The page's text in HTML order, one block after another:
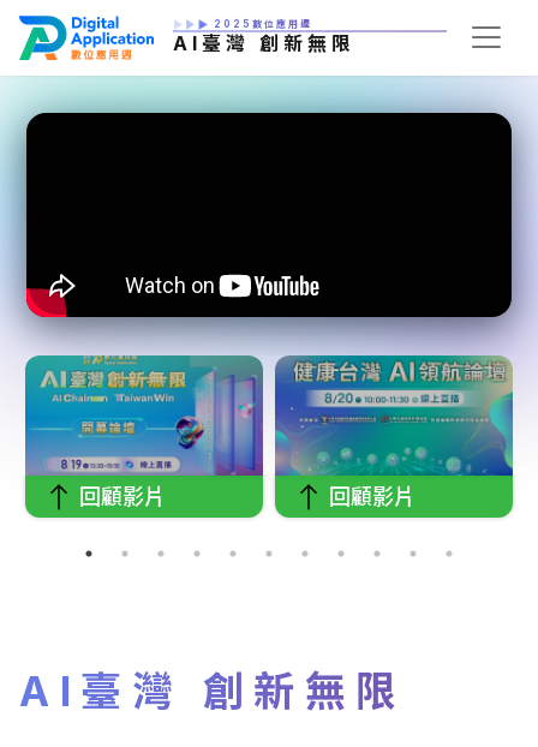
2025數位應用週
AI臺灣 創新無限
AI臺灣 創新無限